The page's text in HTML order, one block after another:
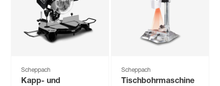
Scheppach
Kapp- und
Scheppach
Tischbohrmaschine